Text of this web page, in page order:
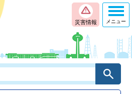
災害情報 メニュー